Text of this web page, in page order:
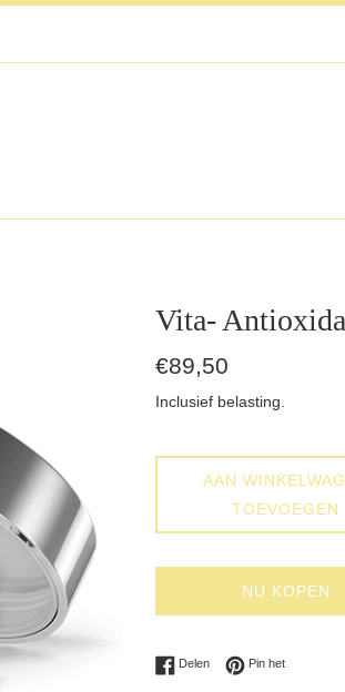
Vita-
Normale
€89,50
Inclusief belasting.
AAN
TOEVOEGEN
NU KOPEN
DelenDelen op Facebook
Pin hetPinnen op